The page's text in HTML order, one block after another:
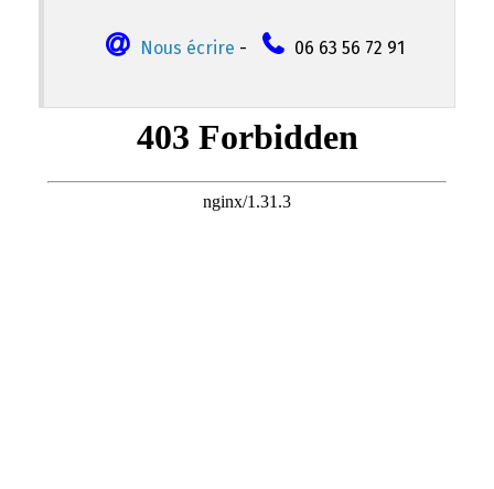
Nous écrire - 06 63 56 72 91